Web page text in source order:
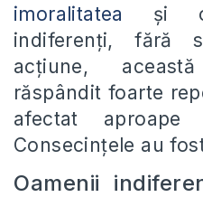
imoralitatea
și
indiferenți, fără
acțiune,
răspândit foarte
afectat
Consecințele au
Oamenii